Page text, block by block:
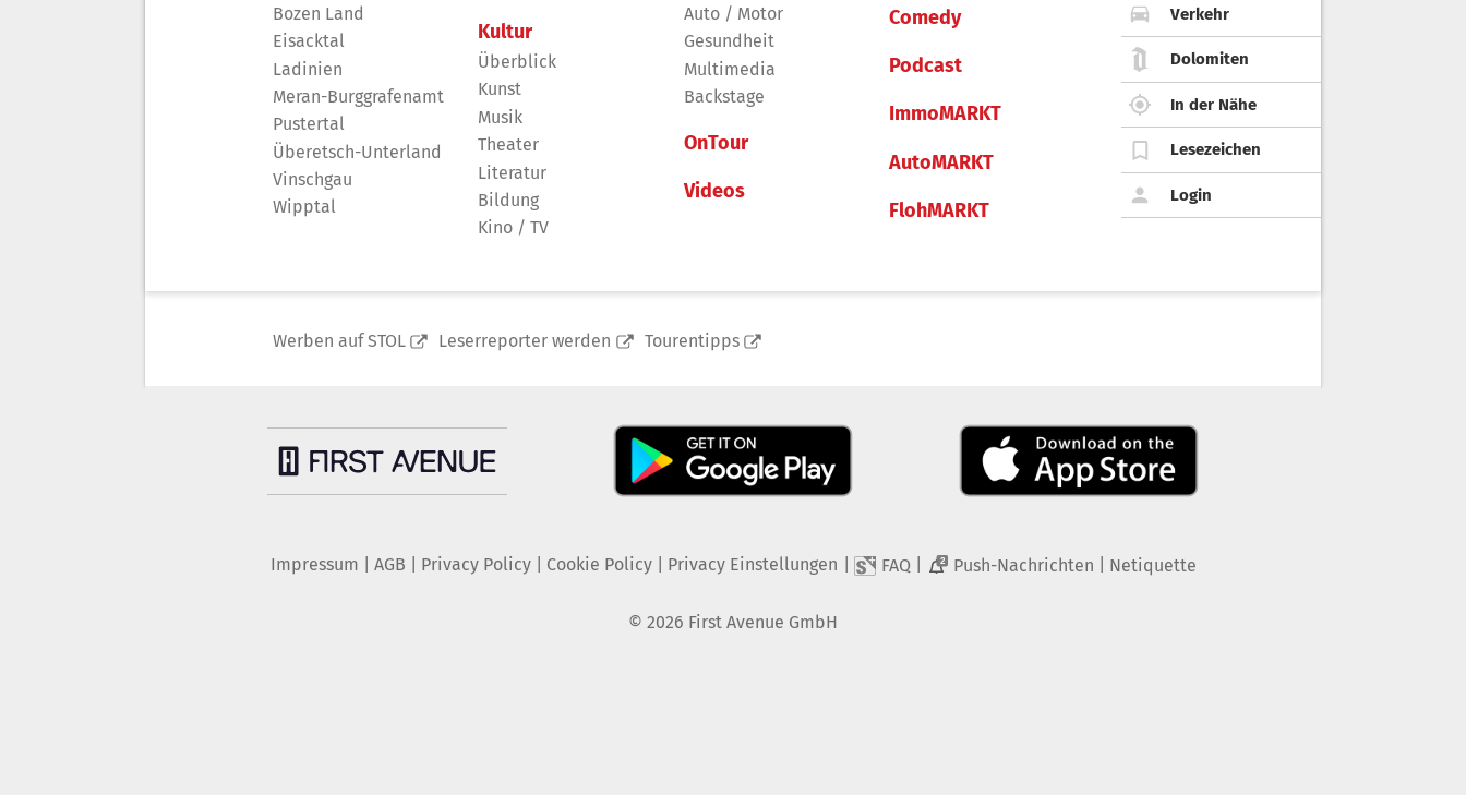
Bozen Land
Eisacktal
Ladinien
Meran-Burggrafenamt
Pustertal
Überetsch-Unterland
Vinschgau
Wipptal
Kultur
Überblick
Kunst
Musik
Theater
Literatur
Bildung
Kino / TV
Auto / Motor
Gesundheit
Multimedia
Backstage
OnTour
Videos
Comedy
Podcast
ImmoMARKT
AutoMARKT
FlohMARKT
Verkehr
Dolomiten
In der Nähe
Lesezeichen
Login
Werben auf STOL Leserreporter werden Tourentipps
Impressum AGB Privacy Policy| Cookie Policy| Privacy Einstellungen FAQ 2 Push-Nachrichten Netiquette
© 2026 First Avenue GmbH